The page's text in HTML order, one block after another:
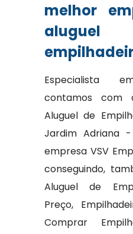
melhor
Especialista
contamos com
Aluguel de
Jardim Adriana
empresa VSV
conseguindo,
Aluguel de
Preço,
Comprar